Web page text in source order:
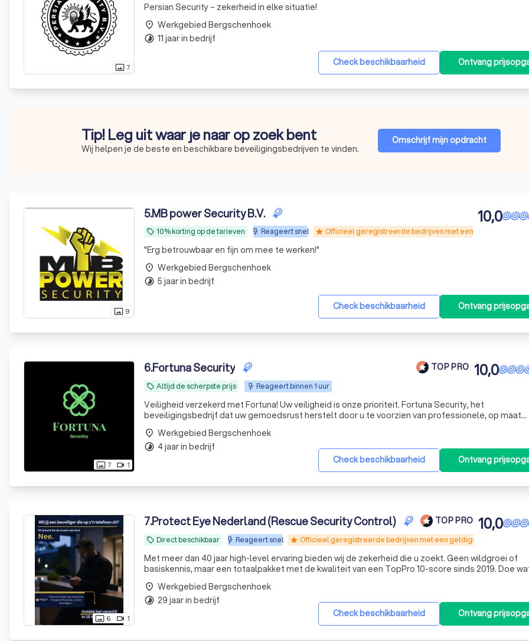
photo_size_select_actual7
Persian Security – zekerheid in elke situatie!
Check beschikbaarheid Ontvang
place Werkgebied Bergschenhoek
timelapse 11 jaar in bedrijf
Tip! Leg uit waar je naar op zoek bent
Wij helpen je de beste en beschikbare beveiligingsbedrijven te vinden.
Omschrijf mijn opdracht
photo_size_select_actual 9
5.MB power Security B.V.
local_offer 10% korting op de tarieven Reageert snel star Officieel geregistreerde bedrijven met een geldige
10,0
"Erg betrouwbaar en fijn om mee te werken!"
Check beschikbaarheid Ontvang
place Werkgebied Bergschenhoek
timelapse 5 jaar in bedrijf
photo_size_select_actual7 videocam 1
6.Fortuna Security TOP PRO
local_offer Altijd de scherpste prijs Reageert binnen 1 uur
10,0
Veiligheid verzekerd met Fortuna! Uw veiligheid is onze prioriteit. Fortuna Security, het
beveiligingsbedrijf dat uw gemoedsrust herstelt door u te voorzien van professionele, op maat
gemaakte en betrouwbare beveiligingsoplossingen. En op maat gemaakte bedoelen we ook echt
maat gemaakt. We hebben
Check beschikbaarheid
Ontvang
place Werkgebied Bergschenhoek
timelapse 4 jaar in bedrijf
photo_size_select_actual 6 videocam 1
7.Protect Eye Nederland (Rescue Security Control) TOP PRO
local_offer Direct beschikbaar Reageert snel star Officieel geregistreerde bedrijven met een geldige WPBR-
10,0
Met meer dan 40 jaar high-level ervaring bieden wij de zekerheid die u zoekt. Geen wildgroei of
basiskennis, maar een totaalpakket met de kwaliteit van een TopPro 10-score sinds 2019. Doe
zegt!
Check beschikbaarheid Ontvang
place Werkgebied Bergschenhoek
timelapse 29 jaar in bedrijf